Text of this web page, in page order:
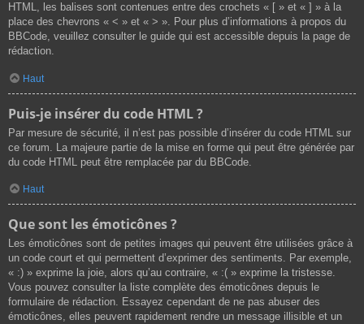
HTML, les balises sont contenues entre des crochets « [ » et « ] » à la
place des chevrons « < » et « > ». Pour plus d’informations à propos du
BBCode, veuillez consulter le guide qui est accessible depuis la page de
rédaction.
Haut
Puis-je insérer du code HTML ?
Par mesure de sécurité, il n’est pas possible d’insérer du code HTML sur
ce forum. La majeure partie de la mise en forme qui peut être générée par
du code HTML peut être remplacée par du BBCode.
Haut
Que sont les émoticônes ?
Les émoticônes sont de petites images qui peuvent être utilisées grâce à
un code court et qui permettent d’exprimer des sentiments. Par exemple,
« :) » exprime la joie, alors qu’au contraire, « :( » exprime la tristesse.
Vous pouvez consulter la liste complète des émoticônes depuis le
formulaire de rédaction. Essayez cependant de ne pas abuser des
émoticônes, elles peuvent rapidement rendre un message illisible et un